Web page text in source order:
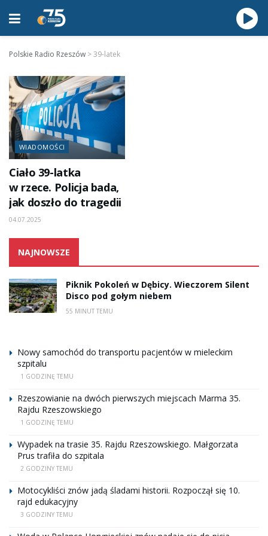
Polskie Radio Rzeszów >39-latek
WIADOMOŚCI
Ciało 39-latka
w rzece. Policja bada,
jak doszło do tragedii
04.07.2025
NAJNOWSZE
Piknik Pokoleń w Dębicy. Wieczorem Silent
Disco pod gołym niebem
55 MINUT TEMU
Nowy samochód do transportu pacjentów w mieleckim
szpitalu
1 GODZINĘ TEMU
Rzeszowianie na dwóch pierwszych miejscach Marma 35.
Rajdu Rzeszowskiego
1 GODZINĘ TEMU
Wypadek na trasie 35. Rajdu Rzeszowskiego. Małgorzata
Prus trafiła do szpitala
2 GODZINY TEMU
Motocykliści znów jadą śladami historii. Rozpoczął się 10.
rajd edukacyjny
3 GODZINY TEMU